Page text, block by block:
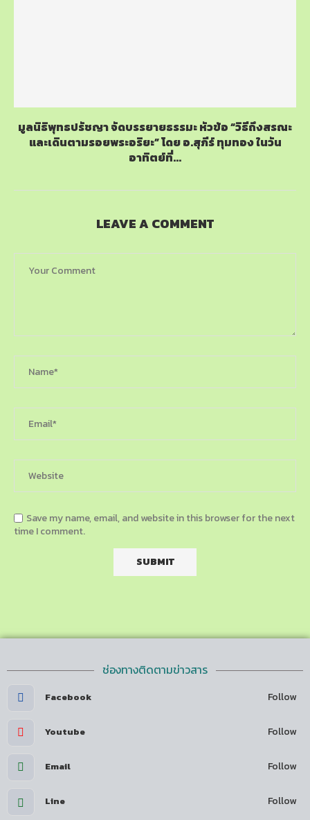
มูลนิธิพุทธปรัชญา จัดบรรยายธรรมะ หัวข้อ “วิธีถึงสรณะ
และเดินตามรอยพระอริยะ” โดย อ.สุภีร์ ทุมทอง ในวัน
อาทิตย์ที่...
LEAVE A COMMENT
Save my name, email, and website in this browser for the next
time I comment.
ช่องทางติดตามข่าวสาร
Facebook Follow
Youtube Follow
Email Follow
Line Follow